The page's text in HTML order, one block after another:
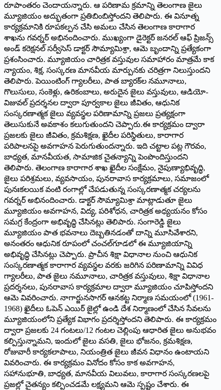
రూపాంతరం చెందాయన్నారు. ఆ పరిణామ క్రమాన్ని తెలంగాణ జైలు
మ్యూజియం అద్భుతంగా ప్రతిబింబిస్తోందని తెలిపారు. ఈ వినూత్న
కార్యక్రమానికి రూపకల్పన చేసి అమలు చేసిన తెలంగాణ కారాగార
శాఖను గవర్నర్ అభినందించారు. ముఖ్యంగా డైరెక్టర్ జనరల్ ఆఫ్ ప్రిజన్స్
అండ్ కరెక్షనల్ సర్వీసెస్ డాక్టర్ సౌమ్యామిశ్రా, ఆమె బృందాన్ని ప్రత్యేకంగా
ప్రశంసించారు. మ్యూజియం చారిత్రక వస్తువుల సమాహారం మాత్రమే కాక
న్యాయం, శిక్ష, సంస్కరణ మానవీయ మార్పునకు చరిత్రగా నిలుస్తుందని
తెలిపారు. పెయింటింగ్ గ్యాలరీలు, పాత బ్యారక్‌ల నమూనాలు,
గొలుసులు, సంకెళ్లు, ఉరికంబాలు, అరుదైన జైలు వస్తువులు, ఆడియో-
విజువల్ ప్రదర్శనల ద్వారా పూర్వకాల జైలు జీవితం, ఆధునిక
సంస్కరణాత్మక జైలు వ్యవస్థల పరిణామాన్ని ప్రజలు ప్రత్యక్షంగా
తెలుసుకునే అవకాశం కలుగుతుందని చెప్పారు.ఈ కార్యక్రమం ద్వారా
ప్రజలకు జైలు జీవితం, క్రమశిక్షణ, ఖైదీల పరిస్థితులు, కారాగార
పరిపాలనపై అవగాహన పెరుగుతుందన్నారు. ఇది చట్టాల పట్ల గౌరవం,
బాధ్యత, మానవీయత, సామాజిక చైతన్యాన్ని పెంపొందిస్తుందని
తెలిపారు. తెలంగాణ కారాగార శాఖ ఖైదీల సంక్షేమం, నైపుణ్యాభివృద్ధి,
జైలు పరిశ్రమలు, వ్యవసాయం, పునరావాస కార్యక్రమాలు, సమాజంలో
పునఃకలయిక వంటి రంగాల్లో చేపడుతున్న సంస్కరణాత్మక చర్యలను
గవర్నర్ అభినందించారు. డాక్టర్ సౌమ్యామిశ్రా మాట్లాడుతూ జైలు
మ్యూజియం అవగాహన, విద్య, పరిశోధన, చారిత్రక అధ్యయనం కోసం
సమగ్ర కేంద్రంగా అభివృద్ధి చేసినట్లు తెలిపారు. సంగారెడ్డి జైలు
మ్యూజియం పాత భవనాలు దెబ్బతినడంతో దాన్ని మూసివేశారని,
అనంతరం ఆధునిక రూపంలో చంచల్‌గూడలో ఈ మ్యూజియాన్ని
అభివృద్ధి చేసినట్లు చెప్పారు. ప్రాచీన శిక్షా విధానాల నుంచి ఆధునిక
సంస్కరణాత్మక కారాగార వ్యవస్థల వరకు జరిగిన పరిణామాన్ని వివిధ
గ్యాలరీలు, పాత జైలు నమూనాలు, చారిత్రక వస్తువులు, శిక్షా విధానాల
ప్రదర్శనలు, పునరావాస కార్యక్రమాల ద్వారా మ్యూజియం చూపిస్తోందని
ఆమె వివరించారు. నాగార్జునసాగర్ ఆనకట్ట నిర్మాణ సమయంలో (1961-
1968) ఖైదీలు ఓపెన్ ఎయిర్ జైల్లో ఉండి దేశ నిర్మాణంలో చేసిన సేవలను
మ్యూజియంలోని ప్రత్యేక విభాగం ప్రదర్శిస్తోందని తెలిపారు. ఈ కార్యక్రమం
ద్వారా ప్రజలకు 24 గంటలు/12 గంటల చెల్లింపు ఆధారిత జైలు అనుభవం
కల్పిస్తున్నామని, ఇందులో జైలు వసతి, జైలు భోజనం, క్రమశిక్షణ,
రోజువారీ కార్యకలాపాలు, నియంత్రిత జైలు జీవన విధానం ఉంటాయని
వివరించారు. ఈ కార్యక్రమం వినోదం కోసం కాక అవగాహన,
సహానుభూతి, బాధ్యత, మానవీయ విలువలు, కారాగార సంస్కరణలపై
ప్రజల్లో చైతన్యం కల్పించడమే లక్ష్యమని ఆమె స్పష్టం చేశారు. ఈ